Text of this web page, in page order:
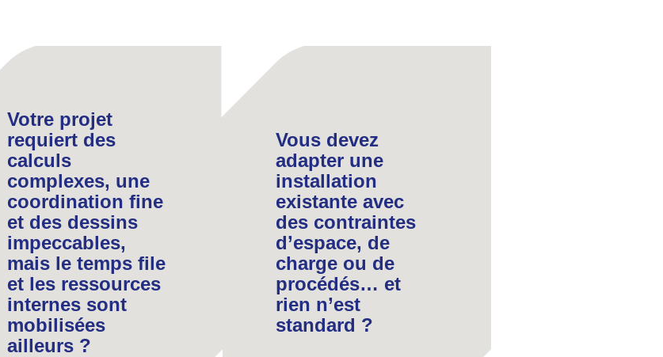
Votre projet
requiert des
calculs
complexes, une
coordination fine
et des dessins
impeccables,
mais le temps file
et les ressources
internes sont
mobilisées
ailleurs ?
Vous devez
adapter une
installation
existante avec
des contraintes
d’espace, de
charge ou de
procédés… et
rien n’est
standard ?